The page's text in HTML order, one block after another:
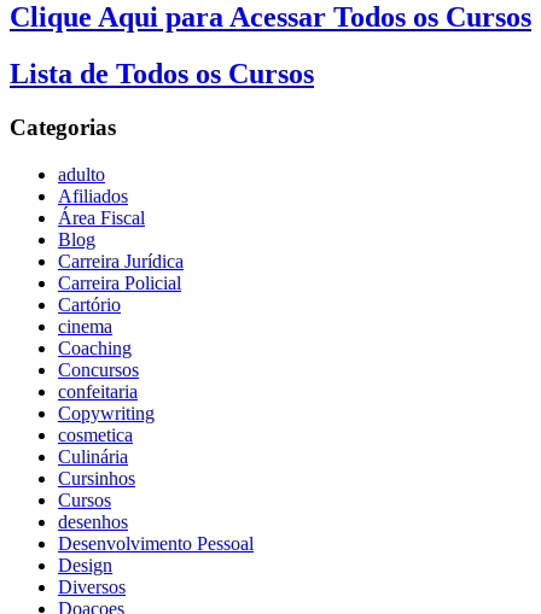
Clique Aqui para Acessar Todos os Cursos
Lista de Todos os Cursos
Categorias
adulto
Afiliados
Área Fiscal
Blog
Carreira Jurídica
Carreira Policial
Cartório
cinema
Coaching
Concursos
confeitaria
Copywriting
cosmetica
Culinária
Cursinhos
Cursos
desenhos
Desenvolvimento Pessoal
Design
Diversos
Doaçoes